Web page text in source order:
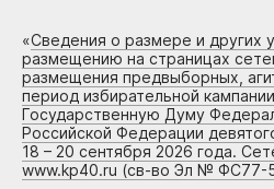
«Сведения о размере и других
размещению на страницах
размещения предвыборных,
период избирательной
Государственную Думу
Российской Федерации
18 – 20 сентября 2026 года.
www.kp40.ru (св-во Эл № ФС77-